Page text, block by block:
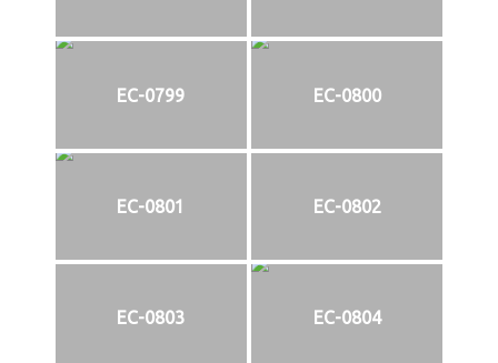
EC-0799 EC-0800
EC-0801 EC-0802
EC-0803 EC-0804